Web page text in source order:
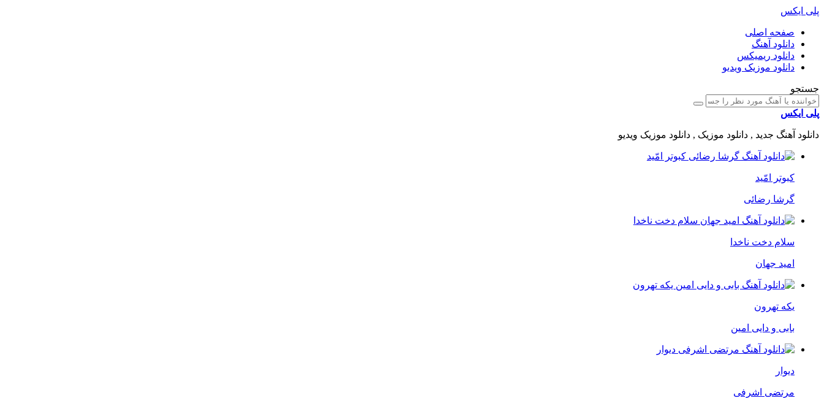
پلی ایکس
صفحه اصلی
دانلود آهنگ
دانلود ریمیکس
دانلود موزیک ویدیو
جستجو
پلی ایکس
دانلود آهنگ جدید , دانلود موزیک , دانلود موزیک ویدیو
کبوتر امّید
گرشا رضائی
سلام دخت ناخدا
امید جهان
یکه تهرون
بابی و دایی امین
دیوار
مرتضی اشرفی